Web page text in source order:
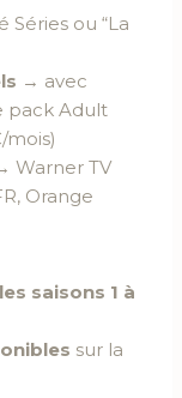
Séries ou “La
→ avec
pack Adult
mois)
Warner TV
Orange
saisons 1 à
sur la